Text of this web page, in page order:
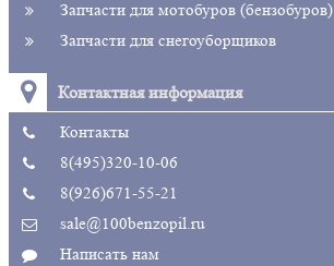
Запчасти для мотобуров (бензобуров)
Запчасти для снегоуборщиков
Контактная информация
Контакты
8(495)320-10-06
8(926)671-55-21
sale@100benzopil.ru
Написать нам